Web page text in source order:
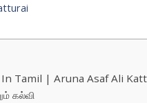
Tamil | Aruna Asaf Ali
கல்வி